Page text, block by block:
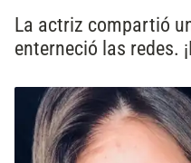
La actriz compartió
enterneció las redes.